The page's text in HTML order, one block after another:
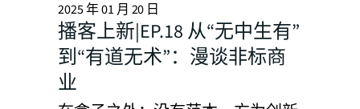
2025 年 01 月 20 日
播客上新|EP.18 从“无中生有”
到“有道无术”：漫谈非标商
业